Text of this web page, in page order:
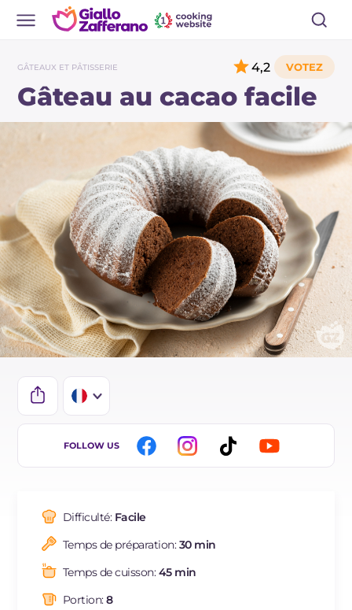
GÂTEAUX ET PÂTISSERIE
Gâteau au cacao facile
4,2
IT
ES
BR
NL
FOLLOW US
Difficulté: Facile
Temps de préparation:30 min
Temps de cuisson:45 min
Portion:8